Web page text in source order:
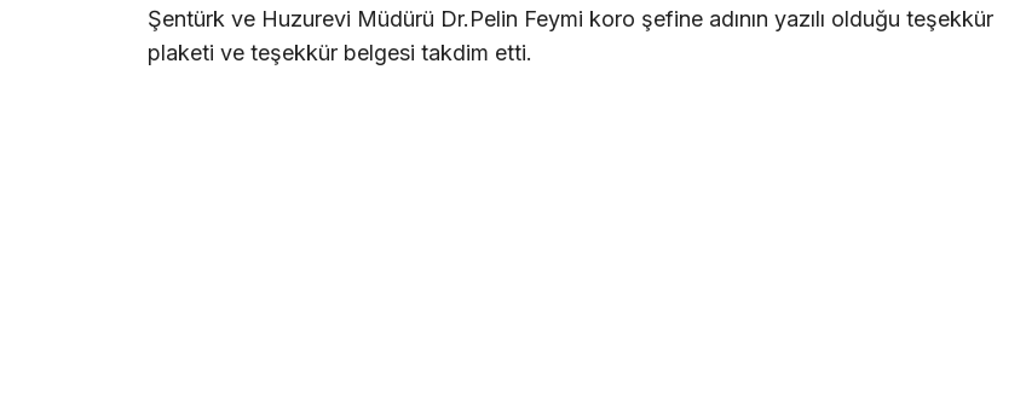
Şentürk ve Huzurevi Müdürü Dr.Pelin Feymi koro şefine adının yazılı olduğu teşekkür
plaketi ve teşekkür belgesi takdim etti.